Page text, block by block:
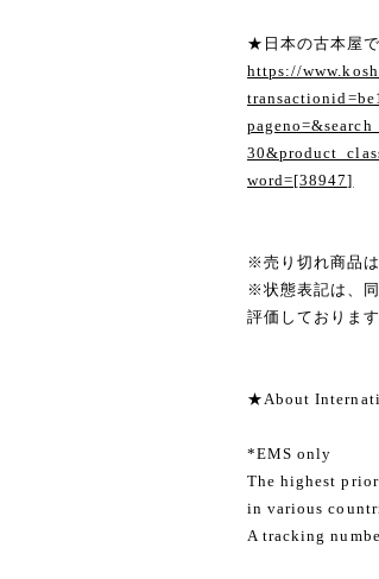
★日本の古本屋
https://
word=[38947]
※売り切れ商品
※状態表記は、
評価しております
★About
*EMS only
The highest
in various
A tracking